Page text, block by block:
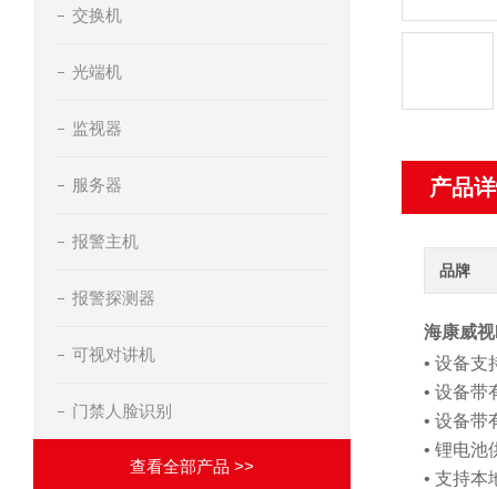
交换机
光端机
监视器
服务器
报警主机
报警探测器
可视对讲机
门禁人脸识别
查看全部产品 >>
产品
品牌
海康威
• 设备支
• 设备带
• 设备带
• 锂电池
• 支持本